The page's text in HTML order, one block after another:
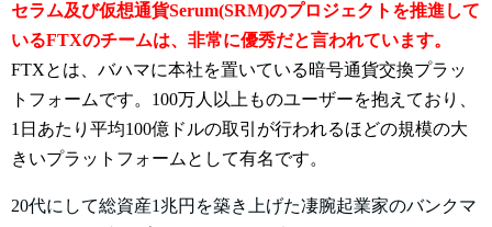
セラム及び仮想通貨Serum(SRM)のプロジェクトを推進して
いるFTXのチームは、非常に優秀だと言われています。
FTXとは、バハマに本社を置いている暗号通貨交換プラッ
トフォームです。100万人以上ものユーザーを抱えており、
1日あたり平均100億ドルの取引が行われるほどの規模の大
きいプラットフォームとして有名です。
20代にして総資産1兆円を築き上げた凄腕起業家のバンクマ